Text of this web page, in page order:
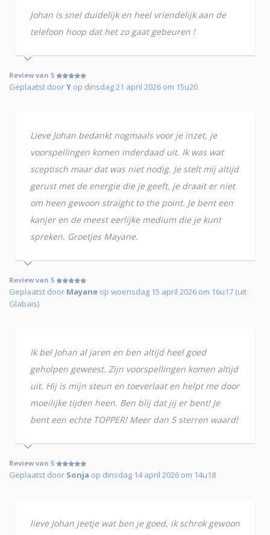
Johan is snel duidelijk en heel vriendelijk aan de
telefoon hoop dat het zo gaat gebeuren !
Review van 5
Geplaatst doorY op dinsdag 21 april 2026 om 15u20
Lieve Johan bedankt nogmaals voor je inzet, je
voorspellingen komen inderdaad uit. Ik was wat
sceptisch maar dat was niet nodig. Je stelt mij altijd
gerust met de energie die je geeft, je draait er niet
om heen gewoon straight to the point. Je bent een
kanjer en de meest eerlijke medium die je kunt
spreken. Groetjes Mayane.
Review van 5
Geplaatst door Mayane op woensdag 15 april 2026 om 16u17 (uit
Glabais)
Ik bel Johan al jaren en ben altijd heel goed
geholpen geweest. Zijn voorspellingen komen altijd
uit. Hij is mijn steun en toeverlaat en helpt me door
moeilijke tijden heen. Ben blij dat jij er bent! Je
bent een echte TOPPER! Meer dan 5 sterren waard!
Review van 5
Geplaatst door Sonja op dinsdag 14 april 2026 om 14u18
lieve Johan jeetje wat ben je goed, ik schrok gewoon